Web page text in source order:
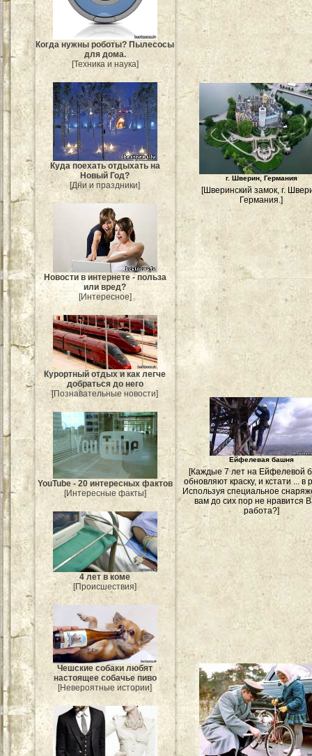
Когда нужны роботы? Пылесосы
для дома.
[Техника и наука]
Куда поехать отдыхать на
Новый Год?
[Дни и праздники]
Новости в интернете - польза
или вред?
[Интересное]
Курортный отдых и как легче
добраться до него
[Познавательные новости]
YouTube - 20 интересных фактов
[Интересные факты]
4 лет в коме
[Происшествия]
Чешские собаки любят
настоящее собачье пиво
[Невероятные истории]
г. Шверин, Германия
[Шверинский замок, г.
Германия.]
Ейфелевая башня
[Каждые 7 лет на Ейфелевой
обновляют краску, и кстати ... в
Используя специальное
вам до сих пор не нравится
работа?]